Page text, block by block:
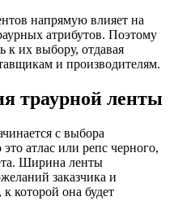
напрямую влияет на
атрибутов. Поэтому
к их выбору, отдавая
и производителям.
траурной ленты
с выбора
атлас или репс черного,
Ширина ленты
заказчика и
которой она будет